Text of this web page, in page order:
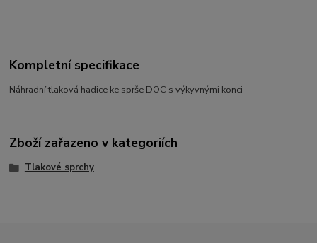
Kompletní specifikace
Náhradní tlaková hadice ke sprše DOC s výkyvnými konci
Zboží zařazeno v kategoriích
Tlakové sprchy